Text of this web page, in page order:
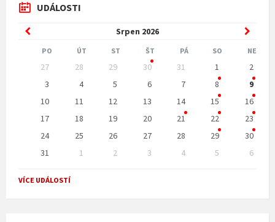
UDÁLOSTI
Srpen 2026
Previous
Month
Month
PO ÚT ST ŠT PÁ SO NE
calendar
27 28 29 30 31 1
2
3
4 5 6 7 8
9
10
11 12 13 14 15
16
17
18 19 20 21 22
23
24
25 26 27 28 29
30
31
1 2 3 4 5
6
to
calendar
VÍCE UDÁLOSTÍ